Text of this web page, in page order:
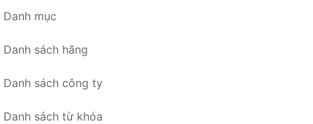
Danh mục
Danh sách hãng
Danh sách công ty
Danh sách từ khóa